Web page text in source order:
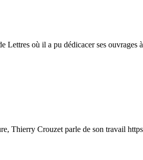
où il a pu dédicacer ses ouvrages
Thierry Crouzet parle de son travail